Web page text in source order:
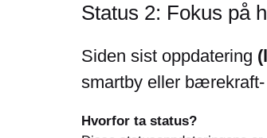
Status 2: Fokus på
Siden sist oppdatering
smartby eller
Hvorfor ta status?